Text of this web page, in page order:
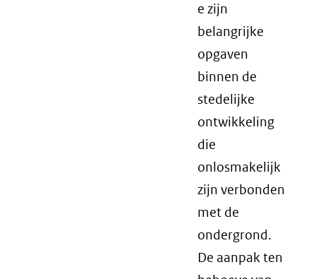
e zijn
belangrijke
opgaven
binnen de
stedelijke
ontwikkeling
die
onlosmakelijk
zijn verbonden
met de
ondergrond.
De aanpak ten